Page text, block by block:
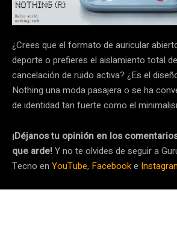
¿Crees que el formato de auricular
deporte o prefieres el aislamiento total
cancelación de ruido activa? ¿Es el
Nothing una moda pasajera o se ha
de identidad tan fuerte como el
¡Déjanos tu opinión en los
que arde!Y no te olvides de seguir a
Tecno en YouTube, Facebooke